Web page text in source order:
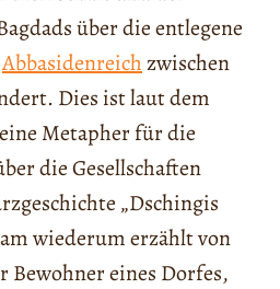
über die entlegene
Abbasidenreichzwischen
Dies ist laut dem
Metapher für die
die Gesellschaften
„Dschingis
wiederum erzählt von
Bewohner eines Dorfes,